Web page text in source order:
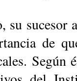
sucesor
de